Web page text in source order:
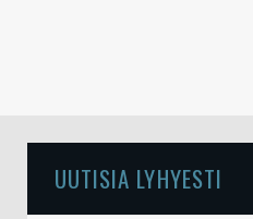
UUTISIA LYHYESTI